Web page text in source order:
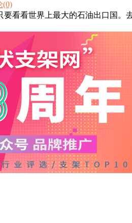
(0)
看看世界上最大的石油出口国